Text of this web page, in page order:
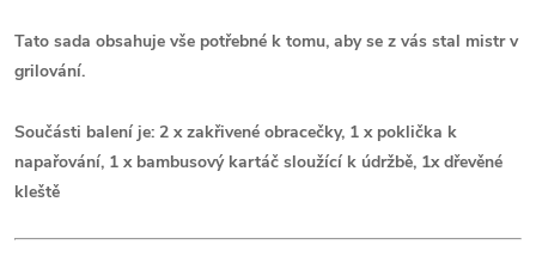
Tato sada obsahuje vše potřebné k tomu, aby se z vás stal mistr v
grilování.
Součásti balení je: 2 x zakřivené obracečky, 1 x poklička k
napařování, 1 x bambusový kartáč sloužící k údržbě, 1x dřevěné
kleště